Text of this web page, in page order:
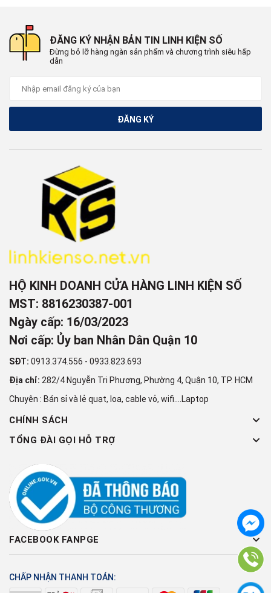
ĐĂNG KÝ NHẬN BẢN TIN LINH KIỆN SỐ
Đừng bỏ lỡ hàng ngàn sản phẩm và chương trình siêu hấp
dẫn
ĐĂNG KÝ
HỘ KINH DOANH CỬA HÀNG LINH KIỆN SỐ
MST: 8816230387-001
Ngày cấp: 16/03/2023
Nơi cấp: Ủy ban Nhân Dân Quận 10
SĐT: 0913.374.556 - 0933.823.693
Địa chỉ: 282/4 Nguyễn Tri Phương, Phường 4, Quận 10, TP. HCM
Chuyên : Bán sỉ và lẻ quạt, loa, cable vỏ, wifi....Laptop
CHÍNH SÁCH
TỔNG ĐÀI GỌI HỖ TRỢ
FACEBOOK FANPGE
CHẤP NHẬN THANH TOÁN: